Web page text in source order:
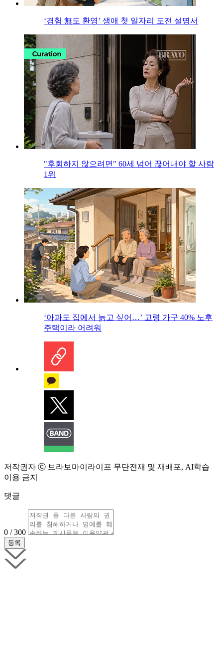
‘경험 無도 환영’ 생애 첫 일자리 도전 설명서
"후회하지 않으려면" 60세 넘어 끊어내야 할 사람
1위
‘아파도 집에서 늙고 싶어…’ 고령 가구 40% 노후
주택이라 어려워
저작권자 ⓒ 브라보마이라이프 무단전재 및 재배포, AI학습
이용 금지
댓글
0 / 300